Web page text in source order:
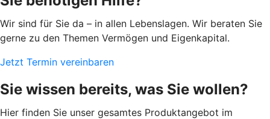
Wir sind für Sie da – in allen Lebenslagen. Wir beraten Sie
gerne zu den Themen Vermögen und Eigenkapital.
Jetzt Termin vereinbaren
Sie wissen bereits, was Sie wollen?
Hier finden Sie unser gesamtes Produktangebot im